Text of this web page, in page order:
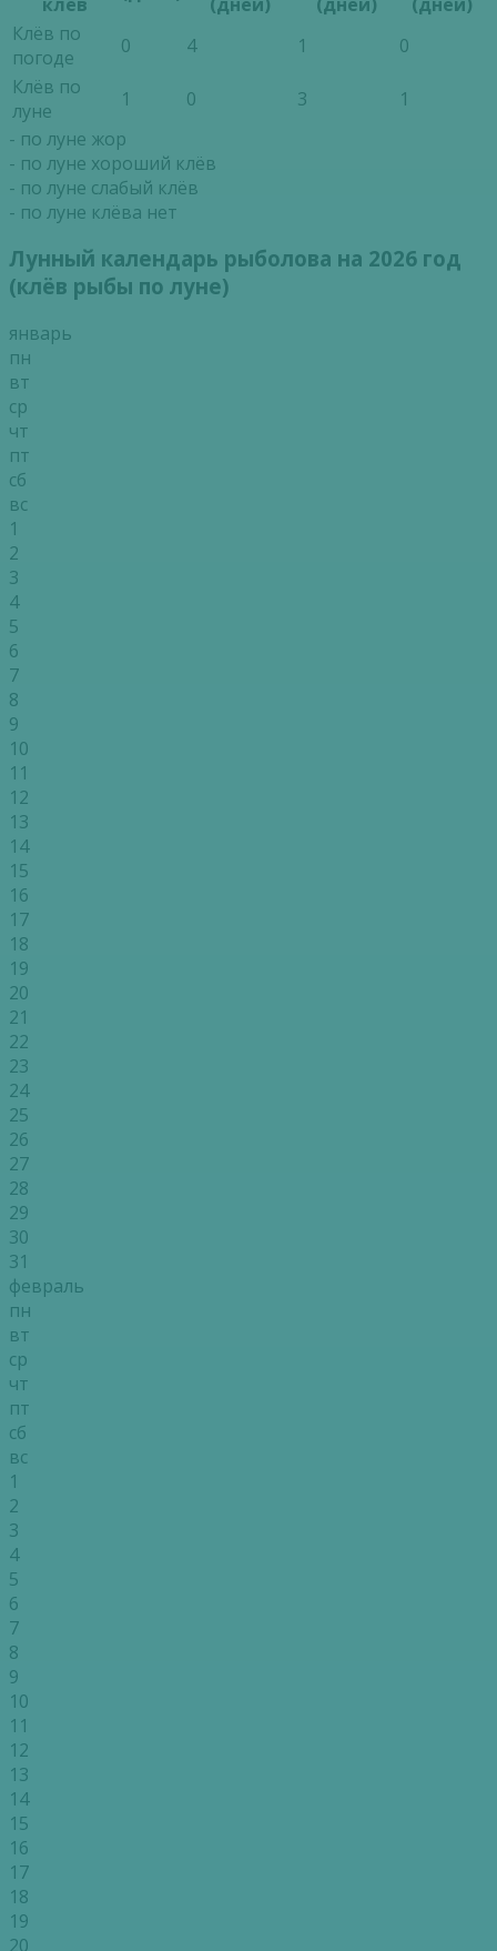
Клёв по
погоде
0 4 1
0
Клёв по
луне
1 0 3
1
- по луне жор
- по луне хороший клёв
- по луне слабый клёв
- по луне клёва нет
Лунный календарь рыболова на 2026 год
(клёв рыбы по луне)
январь
пн
вт
ср
чт
пт
сб
вс
1
2
3
4
5
6
7
8
9
10
11
12
13
14
15
16
17
18
19
20
21
22
23
24
25
26
27
28
29
30
31
февраль
пн
вт
ср
чт
пт
сб
вс
1
2
3
4
5
6
7
8
9
10
11
12
13
14
15
16
17
18
19
20